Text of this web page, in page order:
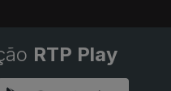
RTP Play